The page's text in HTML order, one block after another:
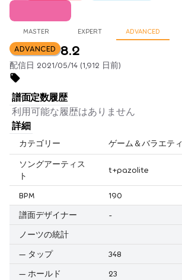
MASTER EXPERT ADVANCED
ADVANCED 8.2
配信日 2021/05/14 (1,912 日前)
譜面定数履歴
利用可能な履歴はありません
詳細
カテゴリー ゲーム＆バラエティ
ソングアーティス
ト
t+pazolite
BPM
190
譜面デザイナー
-
ノーツの統計
— タップ
348
— ホールド
23